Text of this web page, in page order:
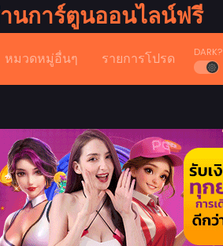
นการ์ตูนออนไลน์ฟรี
หมวดหมู่อื่นๆ รายการโปรด DARK?